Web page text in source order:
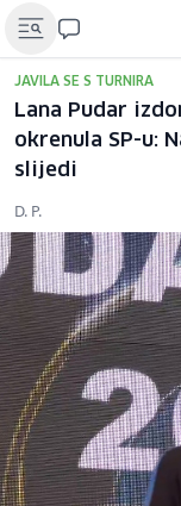
JAVILA SE S TURNIRA
Lana Pudar
okrenula SP-u:
slijedi
D. P.